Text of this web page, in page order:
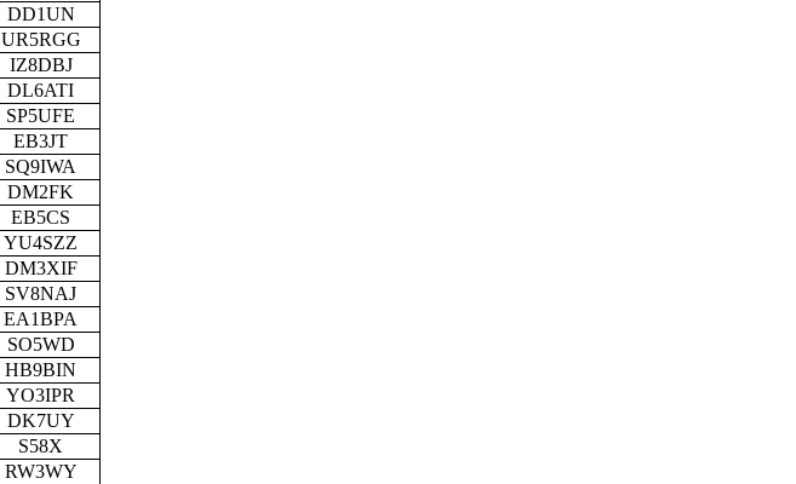
DD1UN
UR5RGG
IZ8DBJ
DL6ATI
SP5UFE
EB3JT
SQ9IWA
DM2FK
EB5CS
YU4SZZ
DM3XIF
SV8NAJ
EA1BPA
SO5WD
HB9BIN
YO3IPR
DK7UY
S58X
RW3WY